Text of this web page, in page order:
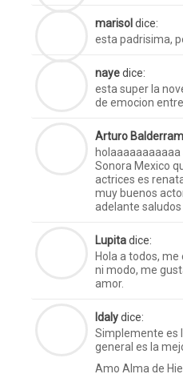
marisol dice:
esta padrisima,
nayedice:
esta super la
de emocion
Arturo
Sonora Mexico
actrices es
muy buenos
adelante
Lupitadice:
Hola a todos,
ni modo, me
amor.
Idalydice:
Simplemente es
general es la
Amo Alma de